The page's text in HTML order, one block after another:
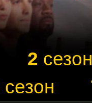
2 сезон
сезон